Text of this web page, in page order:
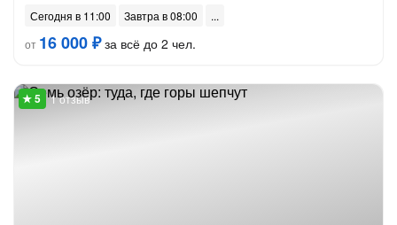
Сегодня в 11:00
Завтра в 08:00
от 16 000 ₽за всё до 2 чел.
1 отзыв